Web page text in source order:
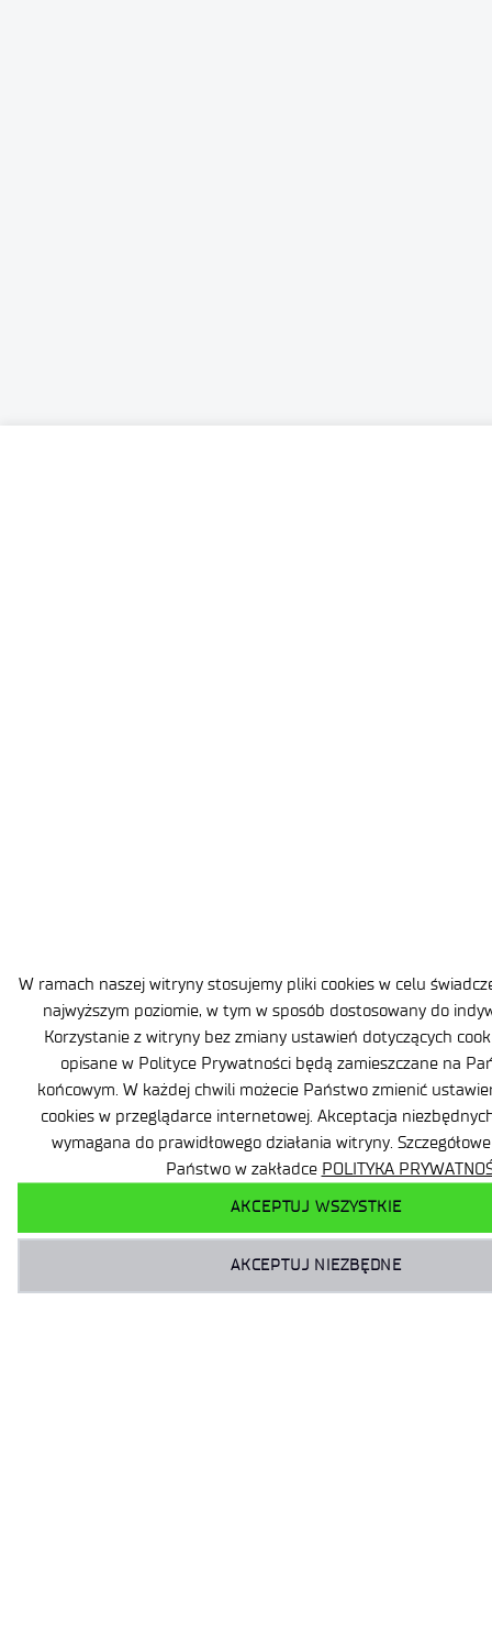
W ramach naszej witryny stosujemy pliki cookies w celu
najwyższym poziomie, w tym w sposób dostosowany do
Korzystanie z witryny bez zmiany ustawień dotyczących
opisane w Polityce Prywatności będą zamieszczane na
końcowym. W każdej chwili możecie Państwo zmienić
cookies w przeglądarce internetowej. Akceptacja
wymagana do prawidłowego działania witryny.
Państwo w zakładce POLITYKA
AKCEPTUJ WSZYSTKIE
AKCEPTUJ NIEZBĘDNE